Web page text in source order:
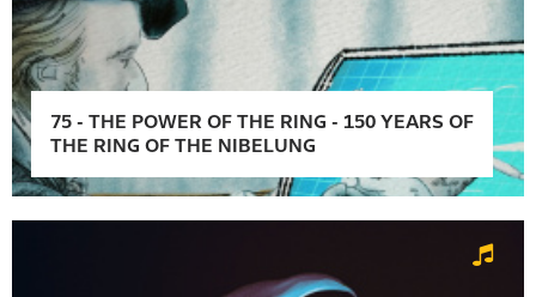
75 - THE POWER OF THE RING - 150 YEARS OF
THE RING OF THE NIBELUNG